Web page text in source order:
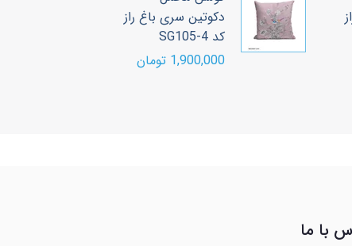
دکوتین سری باغ راز
کد SG105-4
1,900,000 تومان
با ما